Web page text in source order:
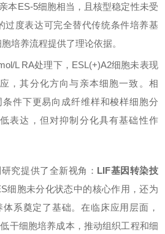
本ES-5细胞相当，且核型稳定性未受
过度表达可完全替代传统条件培养基
培养流程提供了理论依据。
L RA处理下，ESL(+)A2细胞未表现
，其分化方向与亲本细胞一致。相
条件下更易向成纤维样和梭样细胞分
表达，但对抑制分化具有基础性作
究提供了全新视角： LIF基因转染技
细胞未分化状态中的核心作用，还为
系奠定了基础。在临床应用层面，
干细胞培养成本，推动组织工程和细